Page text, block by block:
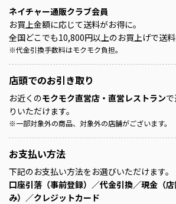
ネイチャー通販クラブ会員
お買上金額に応じて送料がお得に。
全国どこでも10,800円以上のお買上げで送料
※代金引換手数料はモクモク負担。
店頭でのお引き取り
お近くのモクモク直営店・直営レストラン
りいただけます。
※一部対象外の商品、対象外の店舗がございます。
お支払い方法
下記のお支払い方法をお選びいただけます。
口座引落（事前登録）／代金引換／現金（
み）／クレジットカード